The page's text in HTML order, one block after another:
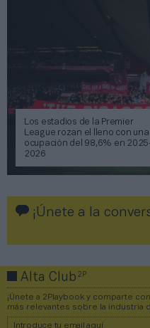
Los estadios de la Premier
League rozan el lleno con una
ocupación del 98,6% en
2026
¡Únete a la
Alta Club2P
¡Únete a 2Playbook y comparte
más relevantes sobre la industria